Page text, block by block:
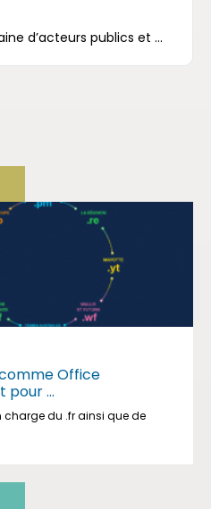
d’acteurs publics et ...
Office
pour ...
charge du .fr ainsi que de